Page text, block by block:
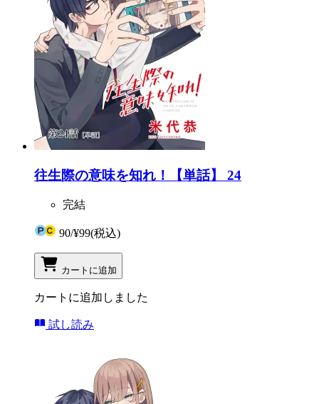
往生際の意味を知れ！【単話】 24
完結
90/¥99(税込)
カートに追加
カートに追加しました
試し読み